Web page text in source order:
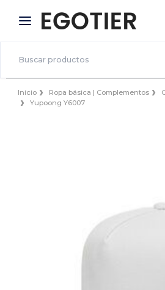
× App de Egotier
¡Mejores precios en app!
Inicio Ropa básica | Complementos
Yupoong Y6007